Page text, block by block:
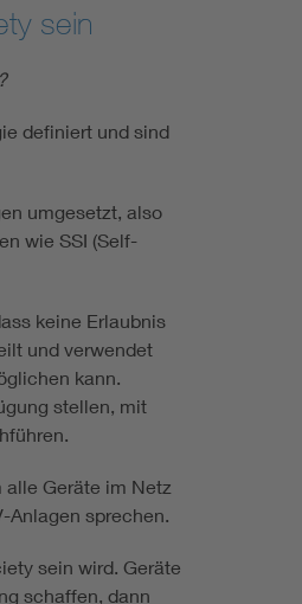
sein
definiert und sind
umgesetzt, also
wie SSI (Self-
keine Erlaubnis
und verwendet
kann.
stellen, mit
alle Geräte im Netz
Anlagen sprechen.
sein wird. Geräte
schaffen, dann